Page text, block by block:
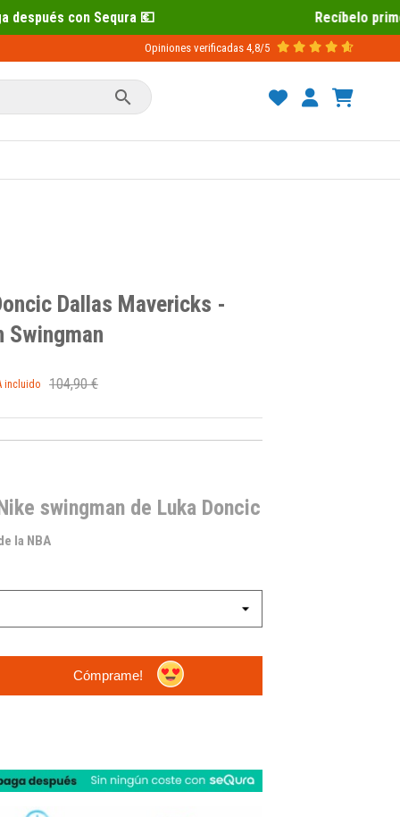
💶 Recíbelo primero 📦 Paga
Opiniones verificadas 4,8/5

Dallas Mavericks -
Swingman
incluido 104,90 €
swingman de Luka Doncic
la NBA
Cómprame!